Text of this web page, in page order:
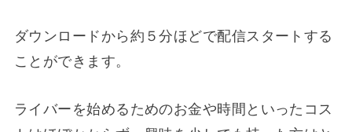
ダウンロードから約５分ほどで配信スタートする
ことができます。
ライバーを始めるためのお金や時間といったコス